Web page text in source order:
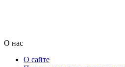
О нас
О сайте